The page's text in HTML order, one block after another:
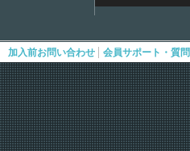
加入前お問い合わせ | 会員サポート・質問